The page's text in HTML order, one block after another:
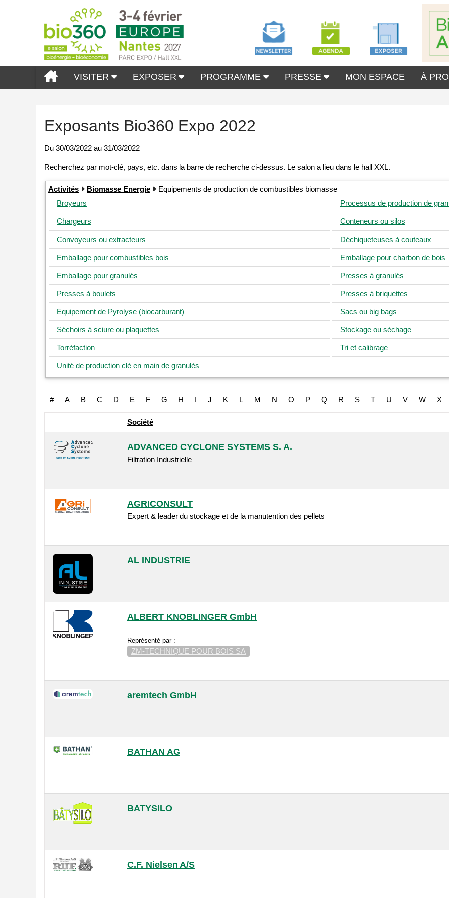
VISITER EXPOSER PROGRAMME PRESSE MON ESPACE À
Exposants Bio360 Expo 2022
Du 30/03/2022 au 31/03/2022
Activités Biomasse Energie
Equipements de production de combustibles biomasse
Broyeurs
Processus de production de
Chargeurs Conteneurs ou silos
Convoyeurs ou extracteurs Déchiqueteuses à couteaux
Emballage pour combustibles bois Emballage pour charbon de bois
Emballage pour granulés Presses à granulés
Presses à boulets Presses à briquettes
Equipement de Pyrolyse (biocarburant) Sacs ou big bags
Séchoirs à sciure ou plaquettes Stockage ou séchage
Torréfaction Tri et calibrage
Unité de production clé en main de granulés
# A B C D E F G H I J K L M N O P Q R S T U V W X
Société
ADVANCED CYCLONE SYSTEMS S. A.
Filtration Industrielle
AGRICONSULT
Expert & leader du stockage et de la manutention des pellets
AL INDUSTRIE
ALBERT KNOBLINGER GmbH
Représenté par :
ZM-TECHNIQUE POUR BOIS SA
aremtech GmbH
BATHAN AG
BATYSILO
C.F. Nielsen A/S